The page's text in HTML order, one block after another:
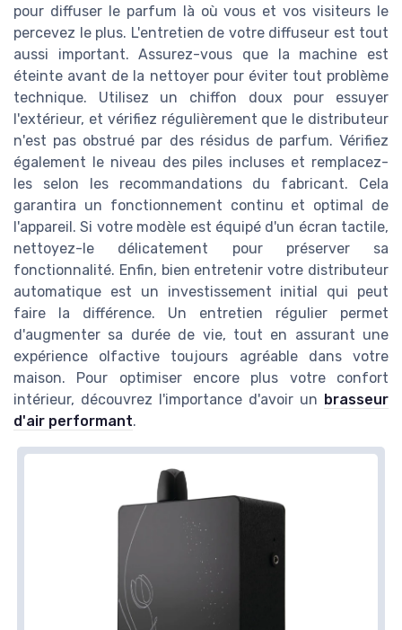
pour diffuser le parfum là où vous et vos visiteurs le
percevez le plus. L'entretien de votre diffuseur est tout
aussi important. Assurez-vous que la machine est
éteinte avant de la nettoyer pour éviter tout problème
technique. Utilisez un chiffon doux pour essuyer
l'extérieur, et vérifiez régulièrement que le distributeur
n'est pas obstrué par des résidus de parfum. Vérifiez
également le niveau des piles incluses et remplacez-
les selon les recommandations du fabricant. Cela
garantira un fonctionnement continu et optimal de
l'appareil. Si votre modèle est équipé d'un écran tactile,
nettoyez-le délicatement pour préserver sa
fonctionnalité. Enfin, bien entretenir votre distributeur
automatique est un investissement initial qui peut
faire la différence. Un entretien régulier permet
d'augmenter sa durée de vie, tout en assurant une
expérience olfactive toujours agréable dans votre
maison. Pour optimiser encore plus votre confort
intérieur, découvrez l'importance d'avoir un brasseur
d'air performant.